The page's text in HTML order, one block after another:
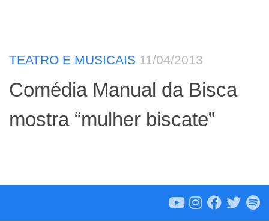
TEATRO E MUSICAIS 11/04/2013
Comédia Manual da Bisca
mostra “mulher biscate”